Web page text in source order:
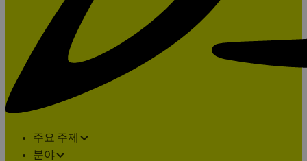
주요 주제
분야